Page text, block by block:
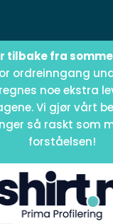
tilbake fra
ordreinngang
noe ekstra
Vi gjør vårt
så raskt som
forståelsen!